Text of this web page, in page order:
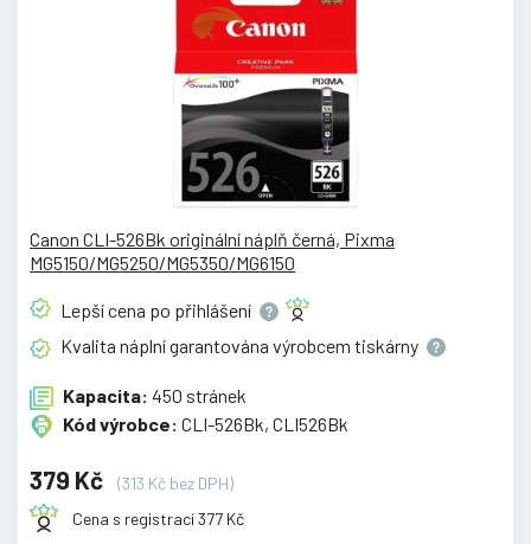
Canon CLI-526Bk originální náplň černá, Pixma
MG5150/MG5250/MG5350/MG6150
Lepší cena po přihlášení
Kvalita náplní garantována výrobcem tiskárny
Kapacita: 450 stránek
Kód výrobce: CLI-526Bk, CLI526Bk
379 Kč
(313 Kč bez DPH)
Cena s registrací 377 Kč